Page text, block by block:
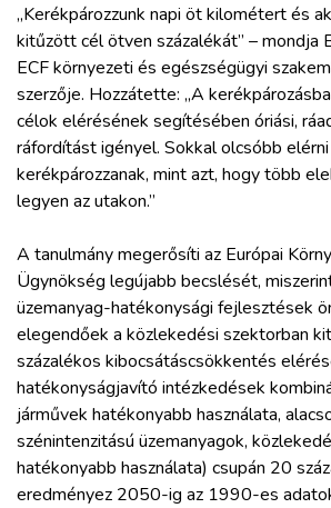
„Kerékpározzunk napi öt kilométert és
kitűzött cél ötven százalékát” – mondja
ECF környezeti és egészségügyi
szerzője. Hozzátette: „A
célok elérésének segítésében óriási,
ráfordítást igényel. Sokkal olcsóbb
kerékpározzanak, mint azt, hogy több
legyen az utakon.”
A tanulmány megerősíti az Európai
Ügynökség legújabb becslését,
üzemanyag-hatékonysági fejlesztések
elegendőek a közlekedési szektorban
százalékos kibocsátáscsökkentés
hatékonyságjavító intézkedések
járművek hatékonyabb használata,
szénintenzitású üzemanyagok,
hatékonyabb használata) csupán 20
eredményez 2050-ig az 1990-es